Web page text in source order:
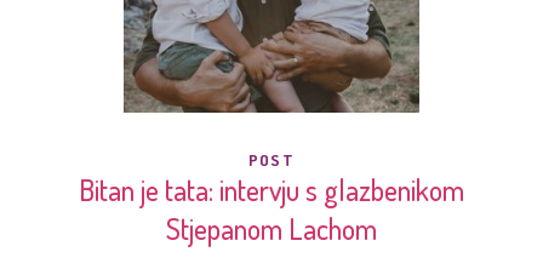
POST
Bitan je tata: intervju s glazbenikom
Stjepanom Lachom